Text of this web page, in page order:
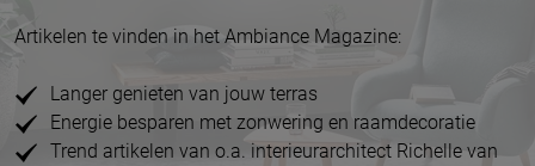
Artikelen te vinden in het Ambiance Magazine:
Langer genieten van jouw terras
Energie besparen met zonwering en raamdecoratie
Trend artikelen van o.a. interieurarchitect Richelle van